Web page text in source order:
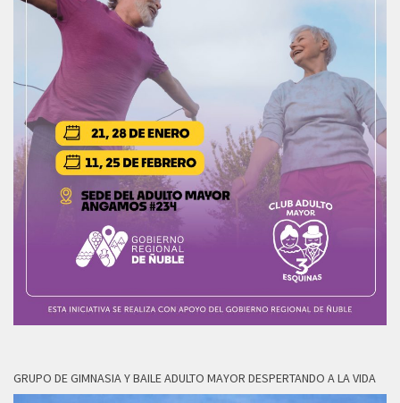
GRUPO DE GIMNASIA Y BAILE ADULTO MAYOR DESPERTANDO A LA VIDA